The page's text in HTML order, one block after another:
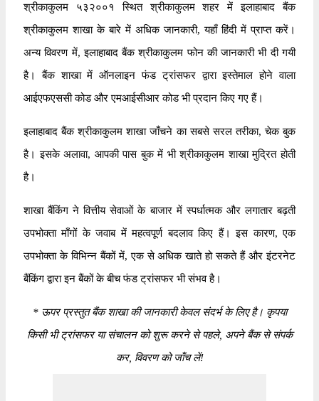
श्रीकाकुलम ५३२००१ स्थित श्रीकाकुलम शहर में इलाहाबाद बैंक
श्रीकाकुलम शाखा के बारे में अधिक जानकारी, यहाँ हिंदी में प्राप्त करें।
अन्य विवरण में, इलाहाबाद बैंक श्रीकाकुलम फोन की जानकारी भी दी गयी
है। बैंक शाखा में ऑनलाइन फंड ट्रांसफर द्वारा इस्तेमाल होने वाला
आईएफएससी कोड और एमआईसीआर कोड भी प्रदान किए गए हैं।
इलाहाबाद बैंक श्रीकाकुलम शाखा जाँचने का सबसे सरल तरीका, चेक बुक
है। इसके अलावा, आपकी पास बुक में भी श्रीकाकुलम शाखा मुद्रित होती
है।
शाखा बैंकिंग ने वित्तीय सेवाओं के बाजार में स्पर्धात्मक और लगातार बढ़ती
उपभोक्ता माँगों के जवाब में महत्वपूर्ण बदलाव किए हैं। इस कारण, एक
उपभोक्ता के विभिन्न बैंकों में, एक से अधिक खाते हो सकते हैं और इंटरनेट
बैंकिंग द्वारा इन बैंकों के बीच फंड ट्रांसफर भी संभव है।
*ऊपर प्रस्तुत बैंक शाखा की जानकारी केवल संदर्भ के लिए है। कृपया
किसी भी ट्रांसफर या संचालन को शुरू करने से पहले, अपने बैंक से संपर्क
कर, विवरण को जाँच लें!